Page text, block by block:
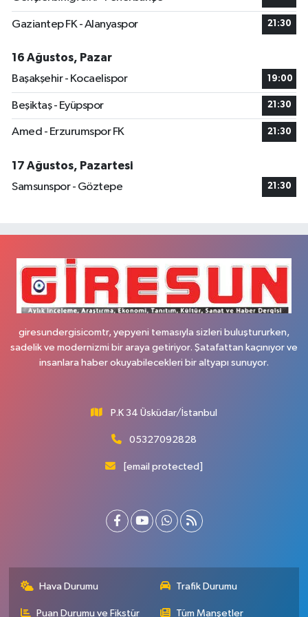
Gaziantep FK - Alanyaspor 21:30
16 Ağustos, Pazar
Başakşehir - Kocaelispor
19:00
Beşiktaş - Eyüpspor 21:30
Amed - Erzurumspor FK 21:30
17 Ağustos, Pazartesi
Samsunspor - Göztepe
21:30
giresundergisicomtr, yepyeni temasıyla sizleri buluştururken,
sadelik ve modernizmi bir araya getiriyor. Şatafattan kaçınıyor ve
insanlara haber okuyabilecekleri bir altyapı sunuyor.
P.K 34 Üsküdar/İstanbul
05327092828
[email protected]
Hava Durumu Trafik Durumu
Puan Durumu ve Fikstür Tüm Manşetler